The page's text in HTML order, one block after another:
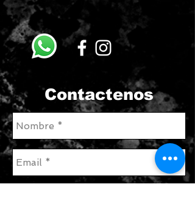
Contactenos